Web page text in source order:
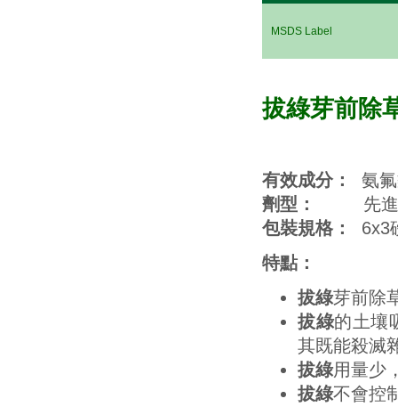
MSDS Label
拔綠芽前除
有效成分： 氨
劑型：
先進的
包裝規格：
6x3
特點：
拔綠芽前除
拔綠的土壤
其既能殺滅
拔綠用量少
拔綠不會控